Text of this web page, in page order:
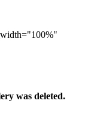
was deleted.